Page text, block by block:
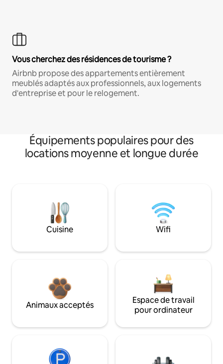
Vous cherchez des résidences de tourisme ?
Airbnb propose des appartements entièrement
meublés adaptés aux professionnels, aux logements
d'entreprise et pour le relogement.
Équipements populaires pour des
locations moyenne et longue durée
Cuisine Wifi
Animaux acceptés
Espace de travail
pour ordinateur